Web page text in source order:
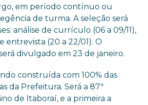
em período contínuo ou
de turma. A seleção será
análise de currículo (06 a 09/11),
entrevista (20 a 22/01). O
divulgado em 23 de janeiro.
construída com 100% das
da Prefeitura. Será a 87ª
de Itaboraí, e a primeira a